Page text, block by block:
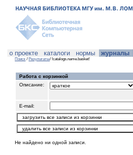
о проекте каталоги нормы журналы
Поиск / Результаты/ !catalogs.name.basket!
Работа с корзинкой
Описание:
E-mail:
Не найдено ни одной записи.